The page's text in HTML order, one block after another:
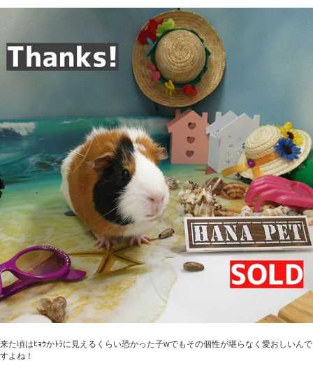
来た頃はﾋｮｳかﾄﾗに見えるくらい恐かった子wでもその個性が堪らなく愛おしいんで
すよね！